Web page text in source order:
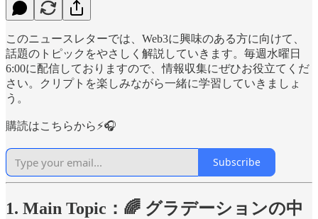
このニュースレターでは、Web3に興味のある方に向けて、
話題のトピックをやさしく解説していきます。毎週水曜日
6:00に配信しておりますので、情報収集にぜひお役立てくだ
さい。クリプトを楽しみながら一緒に学習していきましょ
う。
購読はこちらから⚡️🎧
Subscribe
1. Main Topic：🌈 グラデーションの中